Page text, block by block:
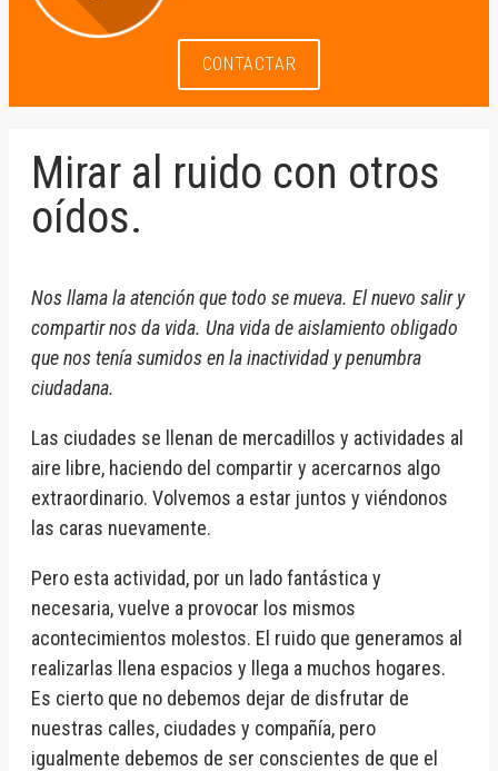
CONTACTAR
Mirar al ruido con otros
oídos.
Nos llama la atención que todo se mueva. El nuevo salir y
compartir nos da vida. Una vida de aislamiento obligado
que nos tenía sumidos en la inactividad y penumbra
ciudadana.
Las ciudades se llenan de mercadillos y actividades al
aire libre, haciendo del compartir y acercarnos algo
extraordinario. Volvemos a estar juntos y viéndonos
las caras nuevamente.
Pero esta actividad, por un lado fantástica y
necesaria, vuelve a provocar los mismos
acontecimientos molestos. El ruido que generamos al
realizarlas llena espacios y llega a muchos hogares.
Es cierto que no debemos dejar de disfrutar de
nuestras calles, ciudades y compañía, pero
igualmente debemos de ser conscientes de que el